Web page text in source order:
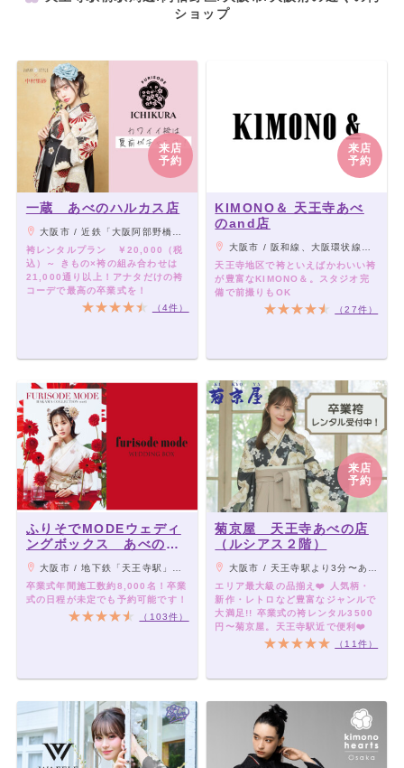
ショップ
来店
予約
一蔵 あべのハルカス店
大阪市 / 近鉄「大阪阿部野橋駅」、JR・地下鉄各線「天王寺駅」、阪堺上町線「天王寺駅前駅」 よりすぐ
袴レンタルプラン ￥20,000（税
込）～ きもの×袴の組み合わせは
21,000通り以上！アナタだけの袴
コーデで最高の卒業式を！
（4件）
来店
予約
KIMONO＆ 天王寺あべ
のand店
大阪市 / 阪和線、大阪環状線、大和路線「JR天王寺駅」下車「ミオステーション1F中央口」より徒歩5分。 大阪メトロ御堂筋線「天王寺駅」下車「西改札」より徒歩5分。 大阪メトロ谷町線「阿部野駅」下車「北改札、1番出口」より徒歩3分。 阪堺電車「阿部野駅」下車徒歩3分。
天王寺地区で袴といえばかわいい袴
が豊富なKIMONO＆。スタジオ完
備で前撮りもOK
（27件）
ふりそでMODEウェディ
ングボックス あべのキ
ューズモール店
大阪市 / 地下鉄「天王寺駅」「阿倍野駅」直結、JR「天王寺駅」南口より徒歩3分、近鉄「大阪阿部野橋駅」西改札より徒歩3分
卒業式年間施工数約8,000名！卒業
式の日程が未定でも予約可能です！
（103件）
来店
予約
菊京屋 天王寺あべの店
（ルシアス２階）
大阪市 / 天王寺駅より3分〜あべのルシアスの2階
エリア最大級の品揃え❤️ 人気柄・
新作・レトロなど豊富なジャンルで
大満足!! 卒業式の袴レンタル3500
円〜菊京屋。天王寺駅近で便利❤️
（11件）